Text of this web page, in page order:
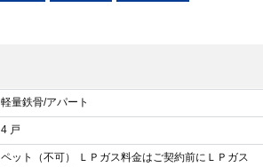
軽量鉄骨/アパート
4 戸
ペット（不可） ＬＰガス料金はご契約前にＬＰガス